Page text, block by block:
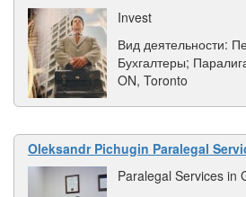
Invest
Вид деятельности:
Бухгалтеры;
ON, Toronto
Oleksandr Pichugin Paralegal
Paralegal Services in